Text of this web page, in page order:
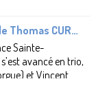
L'élégance buissonnière de Thomas CURBILLON
Sainte-
avancé en trio,
et Vincent